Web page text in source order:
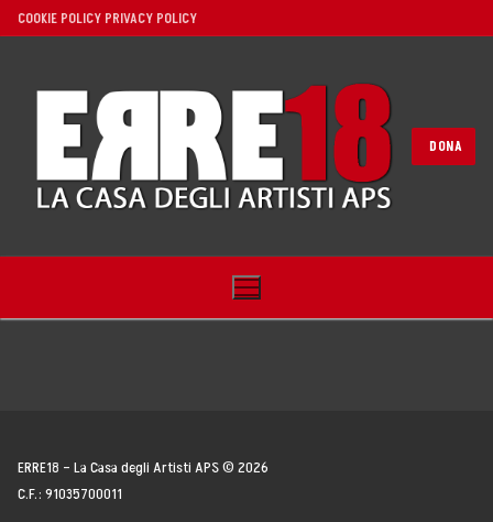
VaiCOOKIE POLICY PRIVACY POLICY
DONA
Noi
ERRE18 – La Casa degli Artisti APS © 2026
C.F.: 91035700011